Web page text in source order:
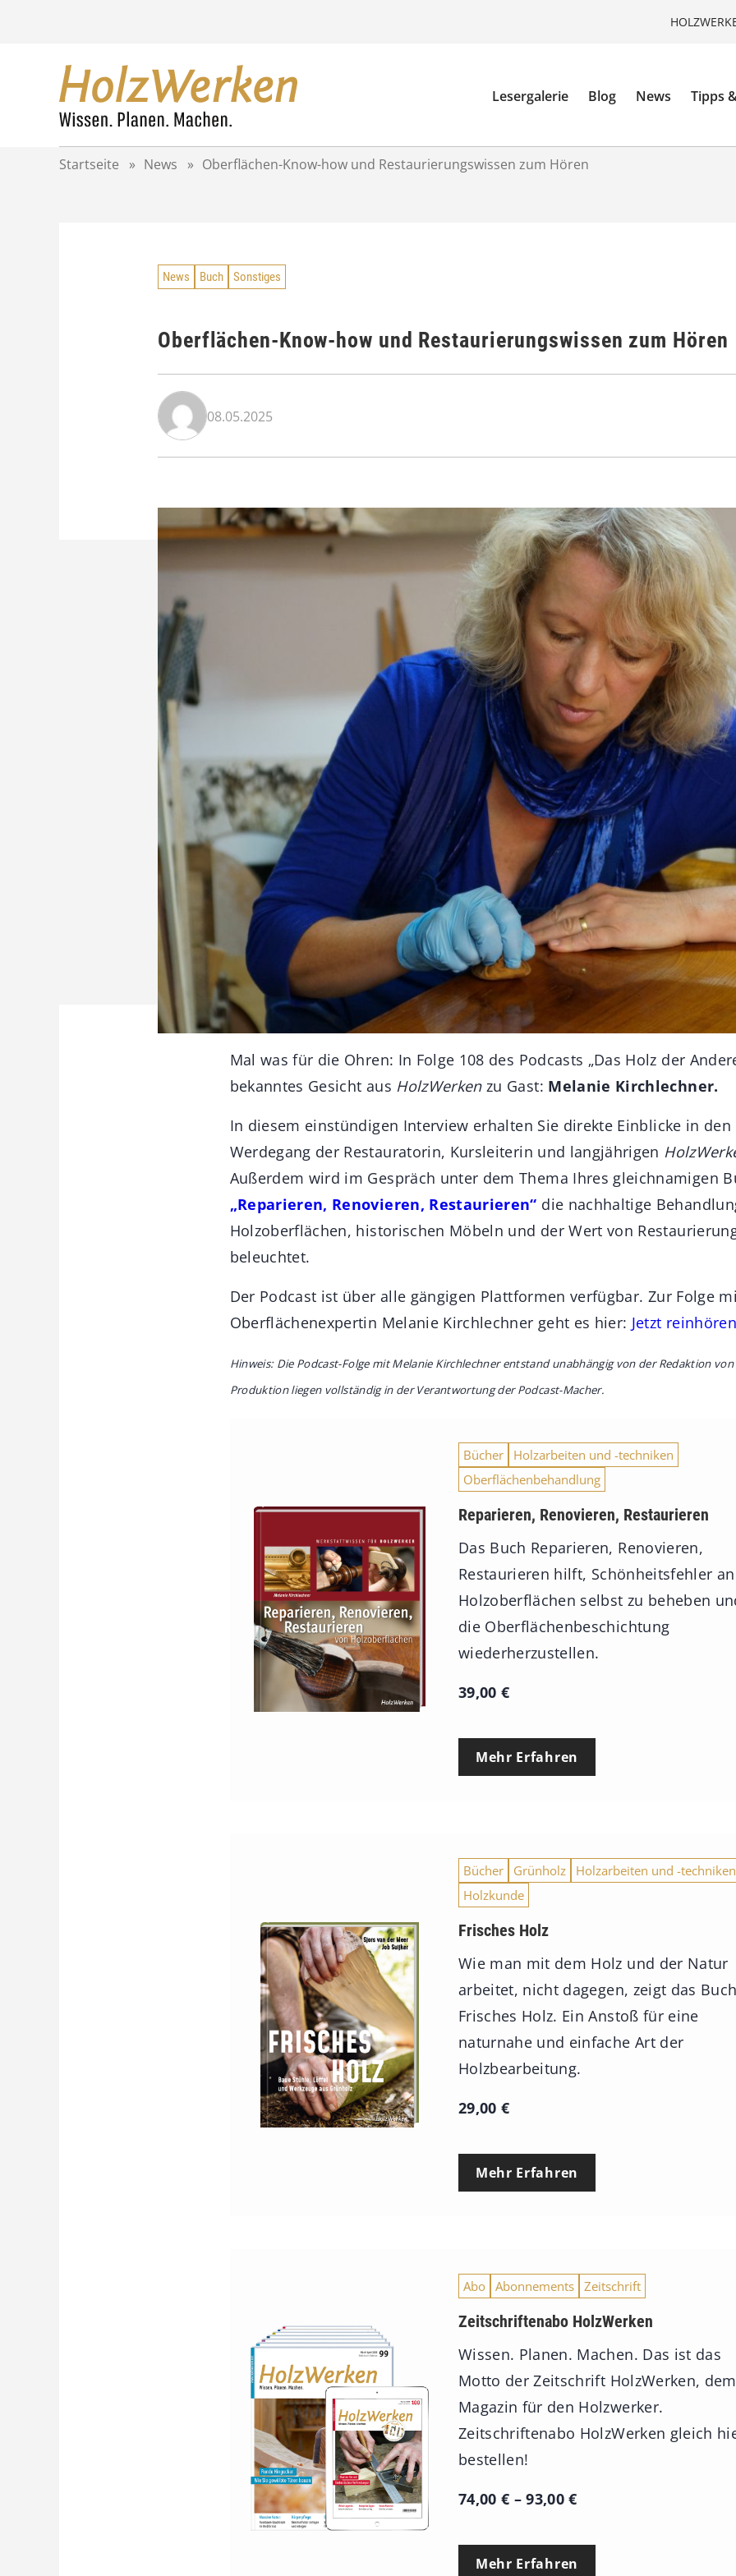
Lesergalerie Blog News Tipps
Startseite » News » Oberflächen-Know-how und Restaurierungswissen zum Hören
News Buch Sonstiges
Oberflächen-Know-how und Restaurierungswissen zum Hören
08.05.2025
Mal was für die Ohren: In Folge 108 des Podcasts „Das Holz der
bekanntes Gesicht aus HolzWerkenzu Gast: Melanie Kirchlechner.
In diesem einstündigen Interview erhalten Sie direkte Einblicke in
Werdegang der Restauratorin, Kursleiterin und langjährigen
Außerdem wird im Gespräch unter dem Thema Ihres gleichnamigen
„Reparieren, Renovieren, Restaurieren“ die nachhaltige
Holzoberflächen, historischen Möbeln und der Wert von
beleuchtet.
Der Podcast ist über alle gängigen Plattformen verfügbar. Zur Folge
Oberflächenexpertin Melanie Kirchlechner geht es hier: Jetzt
Hinweis: Die Podcast-Folge mit Melanie Kirchlechner entstand unabhängig von der Redaktion
Produktion liegen vollständig in der Verantwortung der Podcast-Macher.
Bücher
Holzarbeiten und -techniken
Oberflächenbehandlung
Reparieren, Renovieren, Restaurieren
Das Buch Reparieren, Renovieren,
Restaurieren hilft, Schönheitsfehler an
Holzoberflächen selbst zu beheben
die Oberflächenbeschichtung
wiederherzustellen.
39,00 €
Mehr Erfahren
Bücher Grünholz
Holzarbeiten und -techniken
Holzkunde
Frisches Holz
Wie man mit dem Holz und der Natur
arbeitet, nicht dagegen, zeigt das
Frisches Holz. Ein Anstoß für eine
naturnahe und einfache Art der
Holzbearbeitung.
29,00 €
Mehr Erfahren
Abo Abonnements Zeitschrift
Zeitschriftenabo HolzWerken
Wissen. Planen. Machen. Das ist das
Motto der Zeitschrift HolzWerken, dem
Magazin für den Holzwerker.
Zeitschriftenabo HolzWerken gleich
bestellen!
74,00 € –93,00€P
e
Mehr Erfahren